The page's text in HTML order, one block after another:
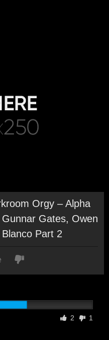
Orgy – Alpha
Gates, Owen
Part 2
2 1